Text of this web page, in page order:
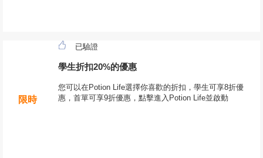
限時
已驗證
學生折扣20%的優惠
您可以在Potion Life選擇你喜歡的折扣，學生可享8折優
惠，首單可享9折優惠，點擊進入Potion Life並啟動